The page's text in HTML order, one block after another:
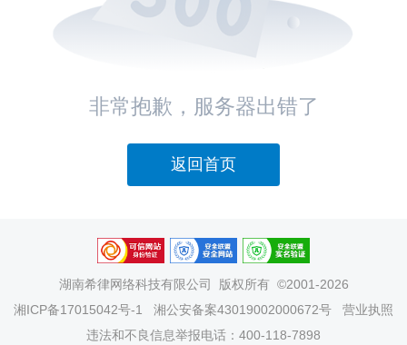
非常抱歉，服务器出错了
返回首页
湖南希律网络科技有限公司
版权所有 ©2001-2026
湘ICP备17015042号-1
湘公安备案43019002000672号
营业执照
违法和不良信息举报电话：400-118-7898